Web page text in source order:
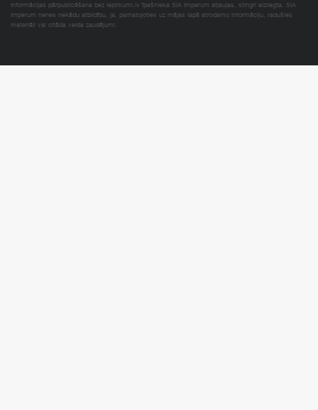
Informācijas pārpublicēšana bez iepirkumi.lv īpašnieka SIA Imperum atļaujas, stingri aizliegta. SIA
Imperum nenes nekādu atbildību, ja, pamatojoties uz mājas lapā atrodamo informāciju, radušies
materiāli vai citāda veida zaudējumi.